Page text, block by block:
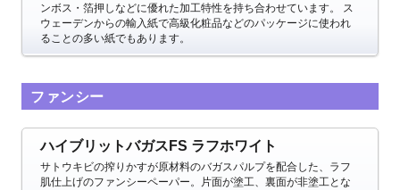
ンボス・箔押しなどに優れた加工特性を持ち合わせています。 ス
ウェーデンからの輸入紙で高級化粧品などのパッケージに使われ
ることの多い紙でもあります。
ファンシー
ハイブリットバガスFS ラフホワイト
サトウキビの搾りかすが原材料のバガスパルプを配合した、ラフ
肌仕上げのファンシーペーパー。片面が塗工、裏面が非塗工とな